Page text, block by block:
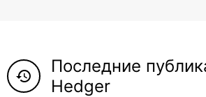
Neftegrad 5
history
Последние
Hedger